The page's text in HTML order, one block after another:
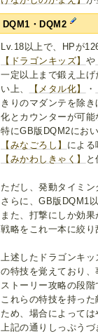
DQM1・DQM2
Lv.18以上で、HPが
【ドラゴンキッズ】 や
一定以上まで鍛え上
い上、
【メタル化】 ・
きりのマダンテを除
化とカウンターが可能
特にGB版DQM2にお
【みなごろし】 による
【みかわしきゃく】
ただし、発動タイミン
さらに、GB版DQM1
また、打撃にしか効
戦略をこれ一本に絞り
上述したドラゴンキ
の特技を覚えており、
ストーリー攻略の段階
これらの特技を持っ
ため、場合によって
上記の通りしっぷう